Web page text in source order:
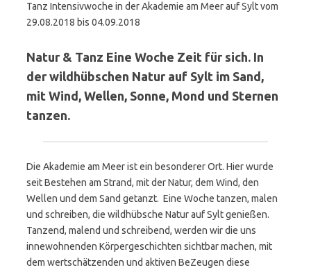
Tanz Intensivwoche in der Akademie am Meer auf Sylt vom
29.08.2018 bis 04.09.2018
Natur & Tanz Eine Woche Zeit für sich. In
der wildhübschen Natur auf Sylt im Sand,
mit Wind, Wellen, Sonne, Mond und Sternen
tanzen.
Die Akademie am Meer ist ein besonderer Ort. Hier wurde
seit Bestehen am Strand, mit der Natur, dem Wind, den
Wellen und dem Sand getanzt. Eine Woche tanzen, malen
und schreiben, die wildhübsche Natur auf Sylt genießen.
Tanzend, malend und schreibend, werden wir die uns
innewohnenden Körpergeschichten sichtbar machen, mit
dem wertschätzenden und aktiven BeZeugen diese